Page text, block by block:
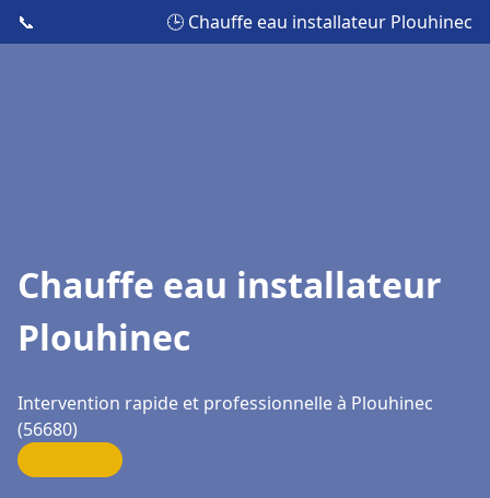
📞 🕒 Chauffe eau installateur Plouhinec
Chauffe eau installateur
Plouhinec
Intervention rapide et professionnelle à Plouhinec
(56680)